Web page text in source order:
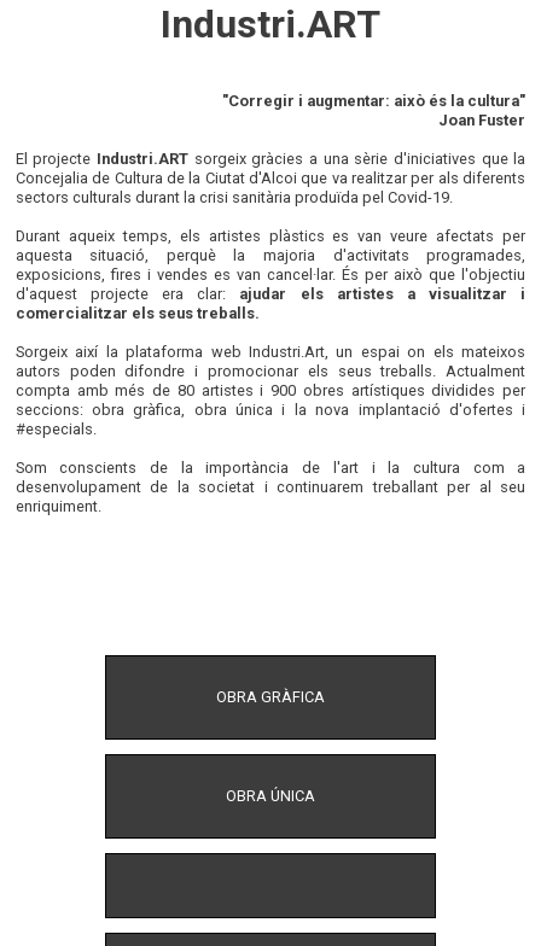
Industri.ART
"Corregir i augmentar: això és la cultura"
Joan Fuster
El projecte Industri.ART sorgeix gràcies a una sèrie d'iniciatives que la
Concejalia de Cultura de la Ciutat d'Alcoi que va realitzar per als diferents
sectors culturals durant la crisi sanitària produïda pel Covid-19.
Durant aqueix temps, els artistes plàstics es van veure afectats per
aquesta situació, perquè la majoria d'activitats programades,
exposicions, fires i vendes es van cancel·lar. És per això que l'objectiu
d'aquest projecte era clar: ajudar els artistes a visualitzar i
comercialitzar els seus treballs.
Sorgeix així la plataforma web Industri.Art, un espai on els mateixos
autors poden difondre i promocionar els seus treballs. Actualment
compta amb més de 80 artistes i 900 obres artístiques dividides per
seccions: obra gràfica, obra única i la nova implantació d'ofertes i
#especials.
Som conscients de la importància de l'art i la cultura com a
desenvolupament de la societat i continuarem treballant per al seu
enriquiment.
OBRA GRÀFICA
OBRA ÚNICA